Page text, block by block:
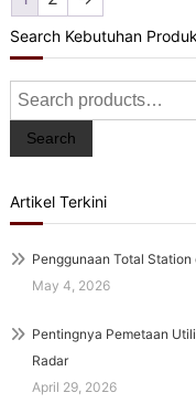
Search Kebutuhan
Search
for:
Search
Artikel Terkini
Penggunaan Total
May 4, 2026
Pentingnya Pemetaan
Radar
April 29, 2026